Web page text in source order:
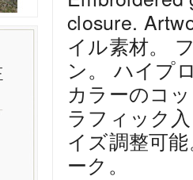
closure.
イル素材。
ン。 ハイプ
カラーのコ
ラフィック
イズ調整可
ーク。